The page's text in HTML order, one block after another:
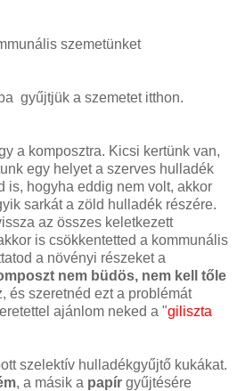
szemetünket
gyűjtjük a szemetet itthon.
a komposztra. Kicsi kertünk van,
egy helyet a szerves hulladék
is, hogyha eddig nem volt, akkor
sarkát a zöld hulladék részére.
az összes keletkezett
is csökkentetted a kommunális
a növényi részeket a
nem büdös, nem kell tőle
és szeretnéd ezt a problémát
ajánlom neked a "giliszta
szelektív hulladékgyűjtő kukákat.
, a másik a papír gyűjtésére